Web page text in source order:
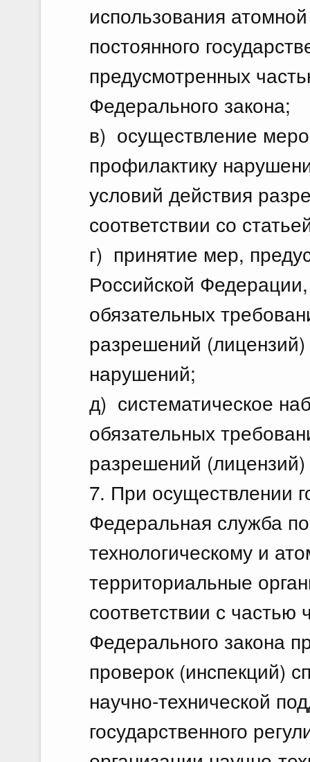
использования
постоянного
предусмотренных
Федерального закона;
в) осуществление
профилактику
условий действия
соответствии со
г) принятие мер,
Российской
обязательных
разрешений
нарушений;
д) систематическое
обязательных
разрешений
7. При осуществлении
Федеральная служба
технологическому и
территориальные
соответствии с частью
Федерального закона
проверок (инспекций)
научно-технической
государственного